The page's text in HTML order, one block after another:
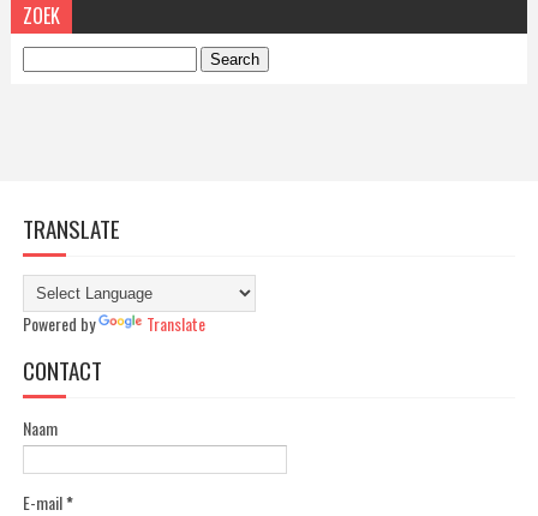
ZOEK
TRANSLATE
Powered by Translate
CONTACT
Naam
E-mail*